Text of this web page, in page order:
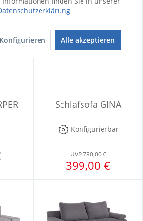
Schlafsofa GINA
Konfigurierbar
UVP730,00 €
399,00 €
Konfigurieren Alle akzeptieren